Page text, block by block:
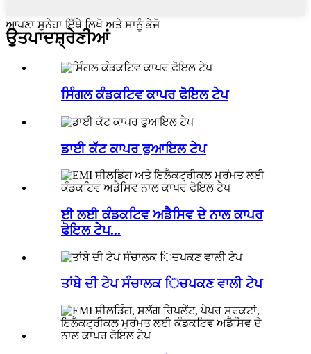
ਆਪਣਾ ਸੁਨੇਹਾ ਇੱਥੇ ਲਿਖੋ ਅਤੇ ਸਾਨੂੰ ਭੇਜੋ
ਉਤਪਾਦਸ਼੍ਰੇਣੀਆਂ
ਸਿੰਗਲ ਕੰਡਕਟਿਵ ਕਾਪਰ ਫੋਇਲ ਟੇਪ
ਡਾਈ ਕੱਟ ਕਾਪਰ ਫੁਆਇਲ ਟੇਪ
ਈ ਲਈ ਕੰਡਕਟਿਵ ਅਡੈਸਿਵ ਦੇ ਨਾਲ ਕਾਪਰ
ਫੋਇਲ ਟੇਪ...
ਤਾਂਬੇ ਦੀ ਟੇਪ ਸੰਚਾਲਕ ਿਚਪਕਣ ਵਾਲੀ ਟੇਪ